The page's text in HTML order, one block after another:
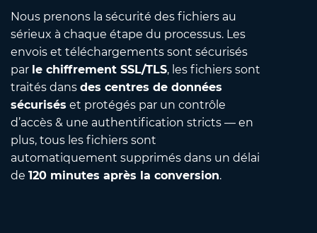
Nous prenons la sécurité des fichiers au
sérieux à chaque étape du processus. Les
envois et téléchargements sont sécurisés
par le chiffrement SSL/TLS, les fichiers sont
traités dans des centres de données
sécurisés et protégés par un contrôle
d’accès & une authentification stricts — en
plus, tous les fichiers sont
automatiquement supprimés dans un délai
de 120 minutes après la conversion.